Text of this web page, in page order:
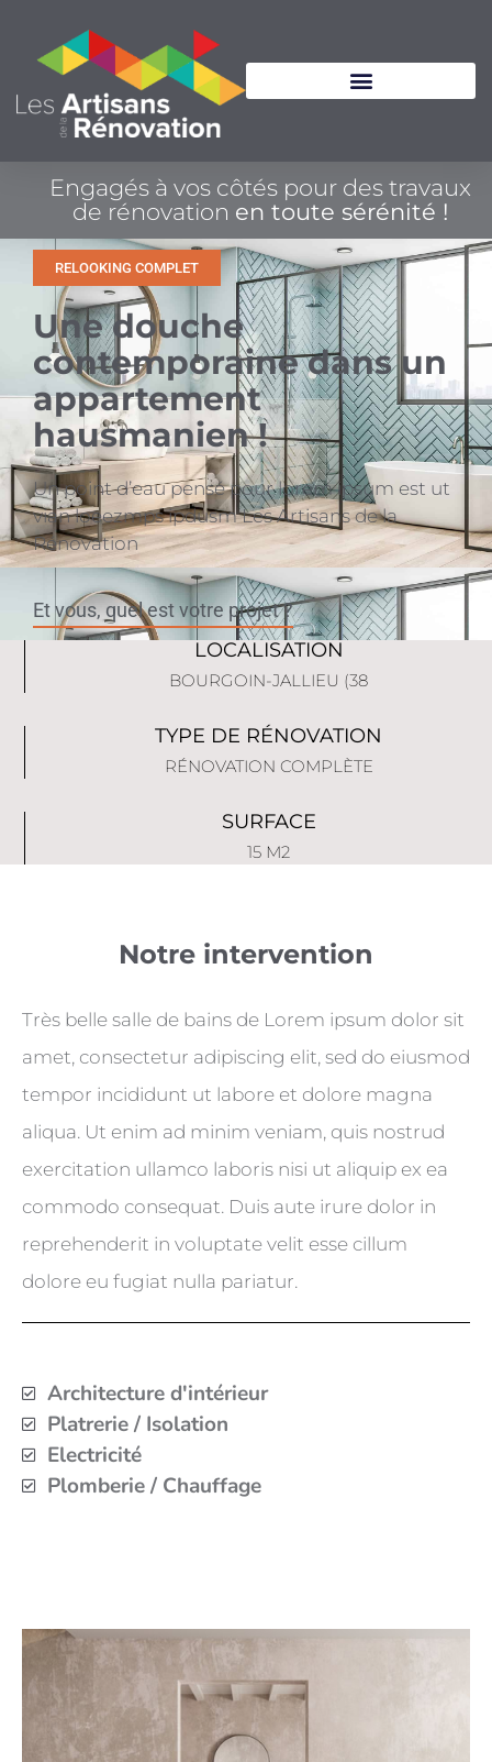
Engagés à vos côtés pour des travaux
de rénovation en toute sérénité !
RELOOKING COMPLET
Une douche
contemporaine dans un
appartement
hausmanien !
Un point d’eau pensé pour lorem ipsum est ut
vian loeezmps ipdusm Les Artisans de la
Rénovation
Et vous, quel est votre projet ?
LOCALISATION
BOURGOIN-JALLIEU (38
TYPE DE RÉNOVATION
RÉNOVATION COMPLÈTE
SURFACE
15 M2
Notre intervention
Très belle salle de bains de Lorem ipsum dolor sit
amet, consectetur adipiscing elit, sed do eiusmod
tempor incididunt ut labore et dolore magna
aliqua. Ut enim ad minim veniam, quis nostrud
exercitation ullamco laboris nisi ut aliquip ex ea
commodo consequat. Duis aute irure dolor in
reprehenderit in voluptate velit esse cillum
dolore eu fugiat nulla pariatur.
Architecture d'intérieur
Platrerie / Isolation
Electricité
Plomberie / Chauffage